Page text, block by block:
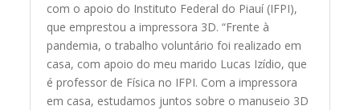
com o apoio do Instituto Federal do Piauí (IFPI),
que emprestou a impressora 3D. “Frente à
pandemia, o trabalho voluntário foi realizado em
casa, com apoio do meu marido Lucas Izídio, que
é professor de Física no IFPI. Com a impressora
em casa, estudamos juntos sobre o manuseio 3D